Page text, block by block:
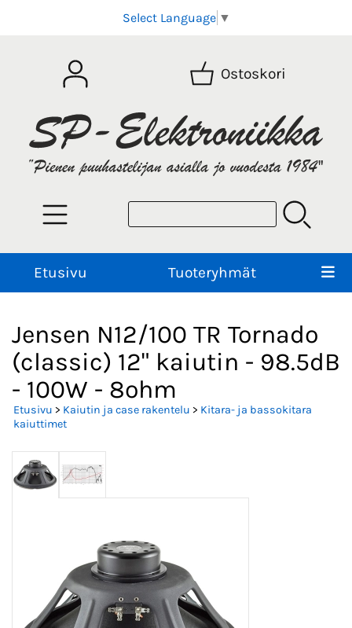
Select Language ▼
Ostoskori
Etusivu Tuoteryhmät
Jensen N12/100 TR Tornado
(classic) 12" kaiutin - 98.5dB
- 100W - 8ohm
Etusivu > Kaiutin ja case rakentelu > Kitara- ja bassokitara
kaiuttimet